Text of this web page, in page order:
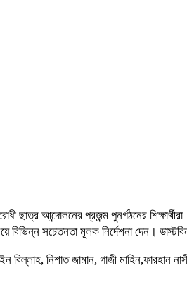
ছাত্র আন্দোলনের প্রজন্ম পুনর্গঠনের
বিভিন্ন সচেতনতা মূলক নির্দেশনা দেন।
নিশাত জামান, গাজী মাহিন,ফারহান